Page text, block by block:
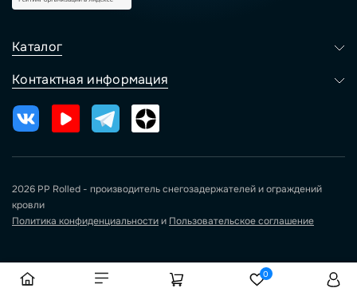
0
Каталог
Контактная информация
2026 PP Rolled - производитель снегозадержателей и ограждений
кровли
Политика конфиденциальностии Пользовательское соглашение